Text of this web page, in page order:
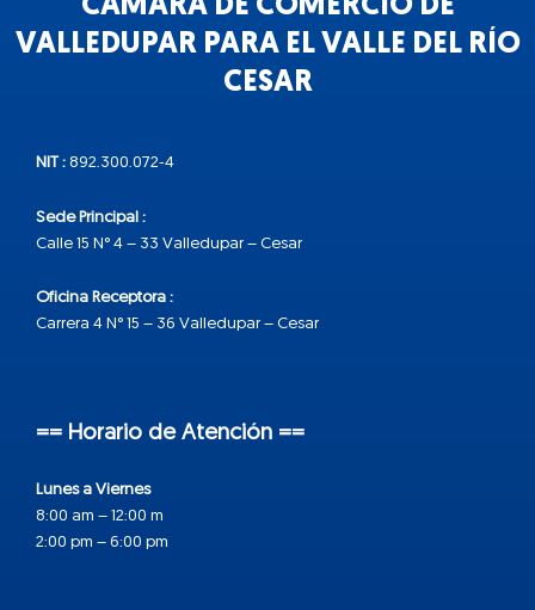
CÁMARA DE COMERCIO DE
VALLEDUPAR PARA EL VALLE DEL RÍO
CESAR
NIT : 892.300.072-4
Sede Principal :
Calle 15 N° 4 – 33 Valledupar – Cesar
Oficina Receptora :
Carrera 4 N° 15 – 36 Valledupar – Cesar
== Horario de Atención ==
Lunes a Viernes
8:00 am – 12:00 m
2:00 pm – 6:00 pm